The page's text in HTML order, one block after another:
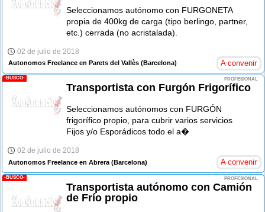
Seleccionamos autónomo con FURGONETA
propia de 400kg de carga (tipo berlingo, partner,
etc.) cerrada (no acristalada).
02 de julio de 2018
Autonomos Freelance en Parets del Vallès (Barcelona) A convenir
-BUSCO- PROFESIONAL
Transportista con Furgón Frigorífico
Seleccionamos autónomos con FURGÓN
frigorífico propio, para cubrir varios servicios
Fijos y/o Esporádicos todo el a�
02 de julio de 2018
Autonomos Freelance en Abrera (Barcelona) A convenir
-BUSCO- PROFESIONAL
Transportista autónomo con Camión
de Frío propio